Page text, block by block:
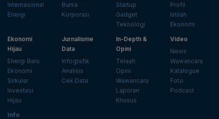
Internasional
Energi
Bursa
Korporasi
Startup
Gadget
Teknologi
Profil
Istilah
Ekonomi
Ekonomi
Hijau
Energi Baru
Ekonomi
Sirkular
Investasi
Hijau
Jurnalisme
Data
Infografik
Analisis
Cek Data
In-Depth &
Opini
Telaah
Opini
Wawancara
Laporan
Khusus
Video
News
Wawancara
Katalogue
Foto
Podcast
Info